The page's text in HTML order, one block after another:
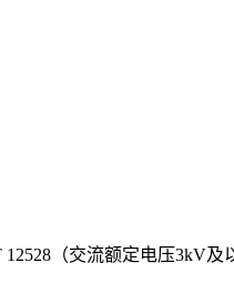
（交流额定电压3kV及